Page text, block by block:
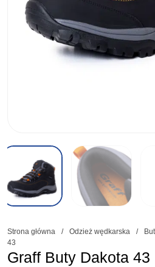
Strona główna / Odzież wędkarska /
43
Graff Buty Dakota 43